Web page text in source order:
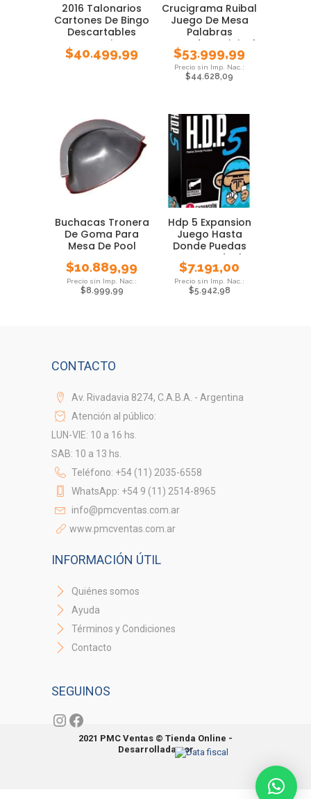
2016 Talonarios
Cartones De Bingo
Descartables
Loteria
$40.499,99
Crucigrama Ruibal
Juego De Mesa
Palabras
Cruzadas Original
$53.999,99
$44.628,09
Buchacas Tronera
De Goma Para
Mesa De Pool
$10.889,99
$8.999,99
Hdp 5 Expansion
Juego Hasta
Donde Puedas
Cartas Ideal
Previa
$7.191,00
$5.942,98
CONTACTO
Av. Rivadavia 8274, C.A.B.A. - Argentina
Atención al público:
LUN-VIE: 10 a 16 hs.
SAB: 10 a 13 hs.
Teléfono: +54 (11) 2035-6558
WhatsApp: +54 9 (11) 2514-8965
info@pmcventas.com.ar
www.pmcventas.com.ar
INFORMACIÓN ÚTIL
Quiénes somos
Ayuda
Términos y Condiciones
Contacto
SEGUINOS
Instagram
Facebook
2021 PMC Ventas © Tienda Online -
Desarrollada por